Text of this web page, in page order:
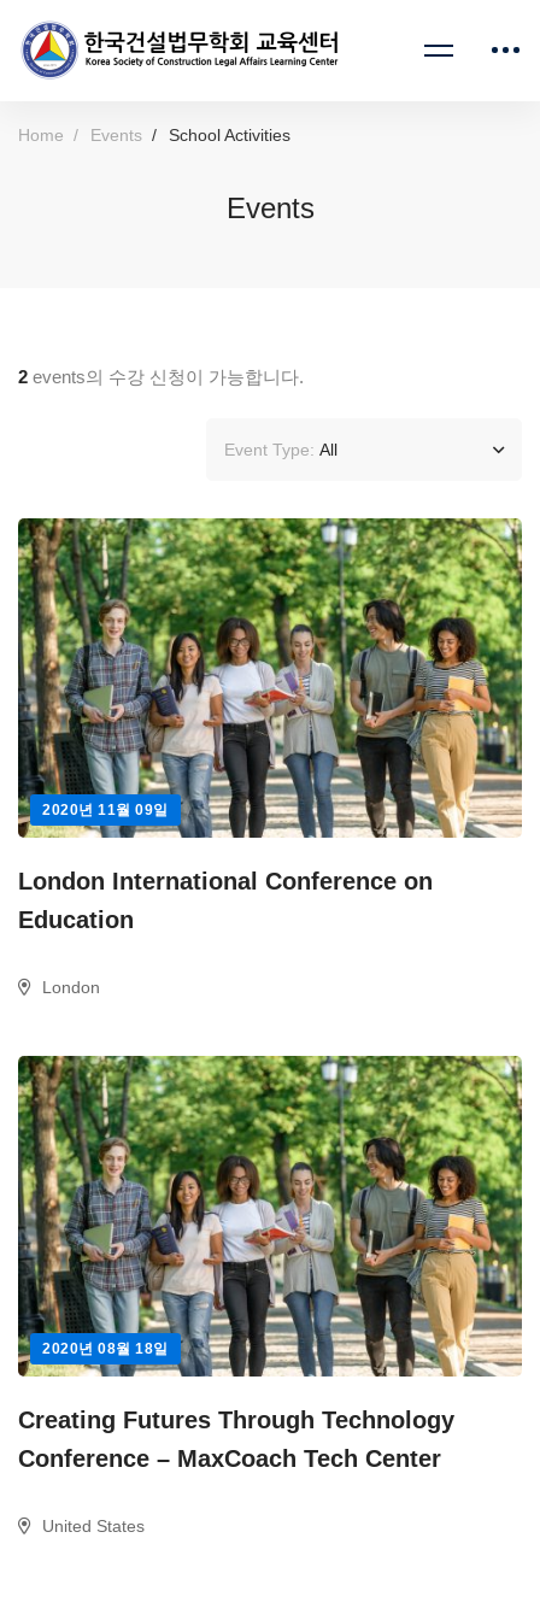
Home Events School Activities
Events
2 events의 수강 신청이 가능합니다.
Event Type: All
2020년 11월 09일
London International Conference on
Education
London
2020년 08월 18일
Creating Futures Through Technology
Conference – MaxCoach Tech Center
United States